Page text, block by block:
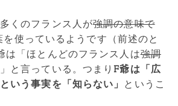
くのフランス人が強調の意味で
使っているようです（前述のと
は「ほとんどのフランス人は強調
と言っている。つまり F爺は「広
いう事実を「知らない」 というこ